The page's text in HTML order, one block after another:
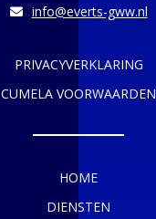
info@everts-gww.nl
PRIVACYVERKLARING
CUMELA VOORWAARDEN
HOME
DIENSTEN